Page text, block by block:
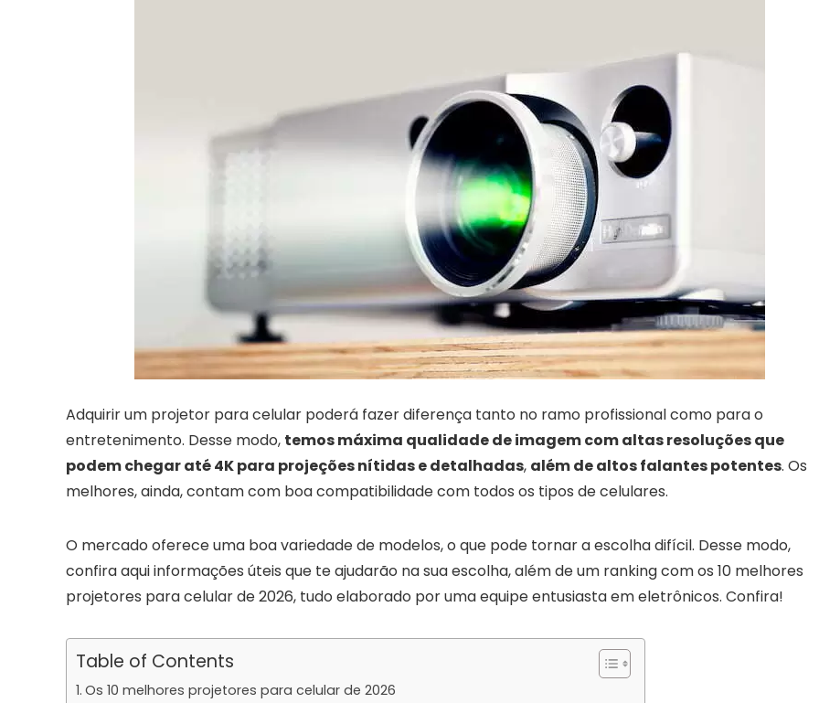
Adquirir um projetor para celular poderá fazer diferença tanto no ramo profissional como para o
entretenimento. Desse modo, temos máxima qualidade de imagem com altas resoluções que
podem chegar até 4K para projeções nítidas e detalhadas, além de altos falantes potentes. Os
melhores, ainda, contam com boa compatibilidade com todos os tipos de celulares.
O mercado oferece uma boa variedade de modelos, o que pode tornar a escolha difícil. Desse modo,
confira aqui informações úteis que te ajudarão na sua escolha, além de um ranking com os 10 melhores
projetores para celular de 2026, tudo elaborado por uma equipe entusiasta em eletrônicos. Confira!
Table of Contents
Os 10 melhores projetores para celular de 2026